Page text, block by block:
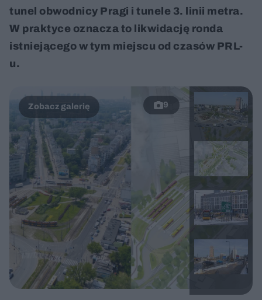
tunel obwodnicy Pragi i tunele 3. linii metra.
W praktyce oznacza to likwidację ronda
istniejącego w tym miejscu od czasów PRL-
u.
9